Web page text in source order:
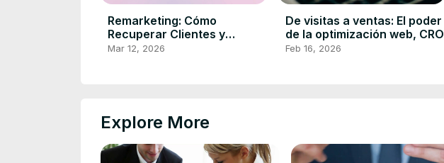
Remarketing: Cómo
Recuperar Clientes y
Aumentar Ventas en tu
Mar 12, 2026
De visitas a ventas: El poder
de la optimización web, CRO
Feb 16, 2026
Explore More